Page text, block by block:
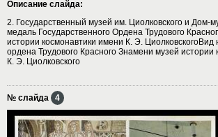
Описание слайда:
2. Государственный музей им. Циолковского и Дом-
медаль Государственного Ордена Трудового
истории космонавтики имени К. Э. ЦиолковскогоВид
ордена Трудового Красного Знамени музей истории
К. Э. Циолковского
№ слайда 4